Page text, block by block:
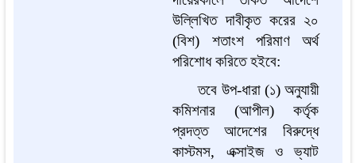
উল্লিখিত দাবীকৃত করের ২০
(বিশ) শতাংশ পরিমাণ অর্থ
পরিশোধ করিতে হইবে:
তবে উপ-ধারা (১) অনুযায়ী
কমিশনার (আপীল) কর্তৃক
প্রদত্ত আদেশের বিরুদ্ধে
কাস্টমস, এক্সাইজ ও ভ্যাট